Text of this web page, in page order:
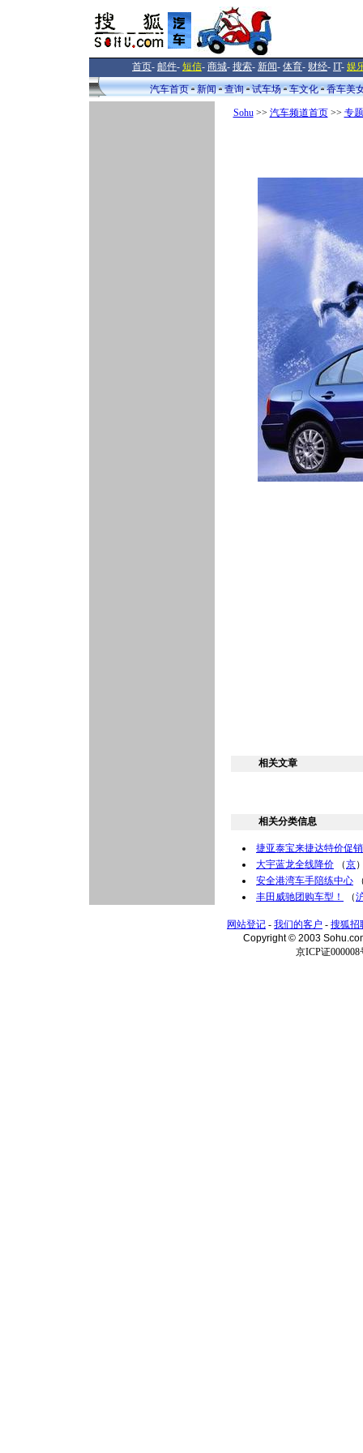
首页- 邮件- 短信- 商城- 搜索- 新闻- 体育- 财经- IT- 娱
汽车首页
新闻 查询 试车场 车文化 香车美
Sohu>> 汽车频道首页>> 专题
相关文章
相关分类信息
捷亚泰宝来捷达特价促销
大宇蓝龙全线降价 （京
安全港湾车手陪练中心
丰田威驰团购车型！
（
网站登记 - 我们的客户 - 搜狐招
Copyright © 2003
京ICP证